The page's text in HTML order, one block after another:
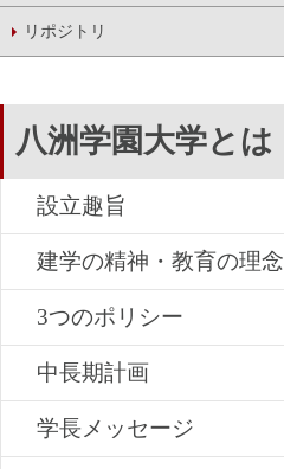
リポジトリ
八洲学園大学とは
設立趣旨
建学の精神・教育の理念
3つのポリシー
中長期計画
学長メッセージ